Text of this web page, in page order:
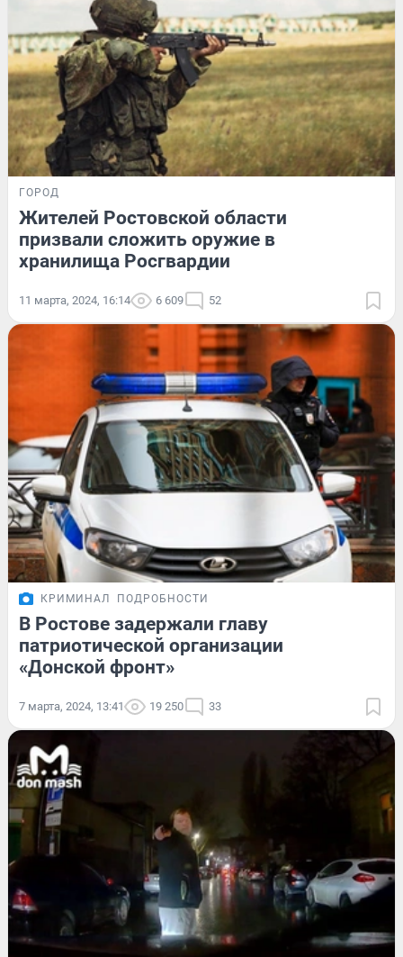
ГОРОД
Жителей Ростовской области
призвали сложить оружие в
хранилища Росгвардии
11 марта, 2024, 16:14 6 609 52
КРИМИНАЛ ПОДРОБНОСТИ
В Ростове задержали главу
патриотической организации
«Донской фронт»
7 марта, 2024, 13:41 19 250 33